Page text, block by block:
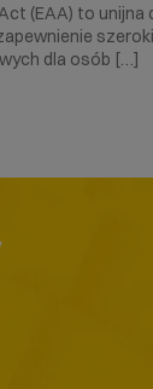
(EAA) to unijna
dla osób […]